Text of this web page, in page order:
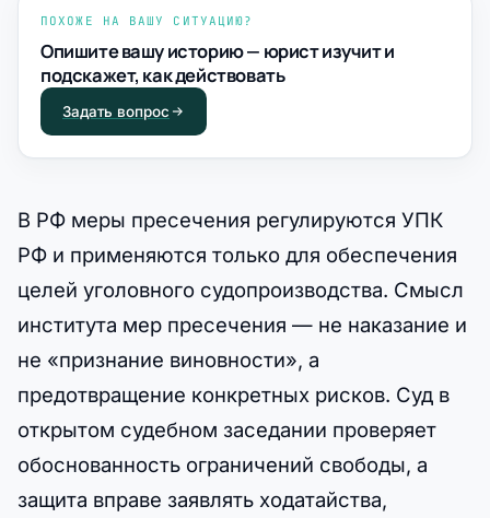
ПОХОЖЕ НА ВАШУ СИТУАЦИЮ?
Опишите вашу историю — юрист изучит и
подскажет, как действовать
Задать вопрос
В РФ меры пресечения регулируются УПК
РФ и применяются только для обеспечения
целей уголовного судопроизводства. Смысл
института мер пресечения — не наказание и
не «признание виновности», а
предотвращение конкретных рисков. Суд в
открытом судебном заседании проверяет
обоснованность ограничений свободы, а
защита вправе заявлять ходатайства,